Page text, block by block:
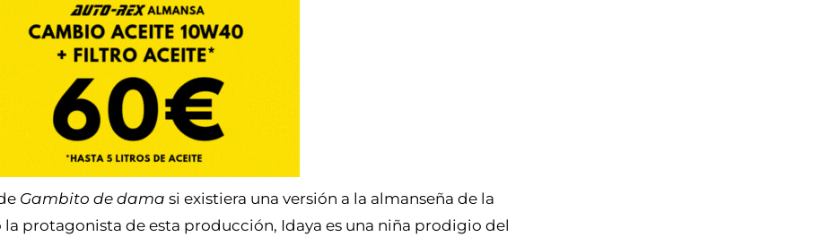
Gambito de dama si existiera una versión a la almanseña de la
protagonista de esta producción, Idaya es una niña prodigio del